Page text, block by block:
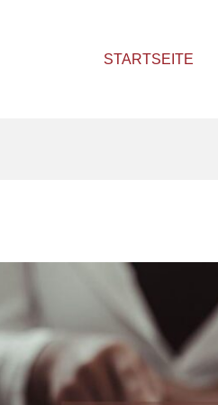
STARTSEITE